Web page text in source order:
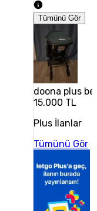
Tümünü Gör
doona plus
15.000 TL
Plus İlanlar
Tümünü Gör